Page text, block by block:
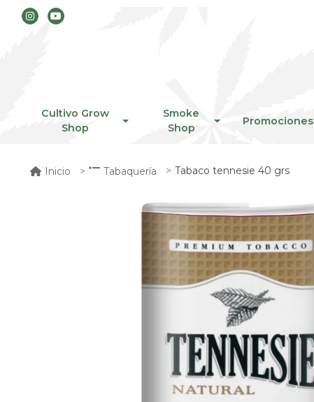
Cultivo Grow
Shop
Smoke
Shop
Promociones
Inicio Tabaquería Tabaco tennesie 40 grs